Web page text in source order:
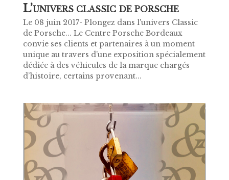
L’UNIVERS CLASSIC DE PORSCHE
Le 08 juin 2017- Plongez dans l'univers Classic
de Porsche... Le Centre Porsche Bordeaux
convie ses clients et partenaires à un moment
unique au travers d’une exposition spécialement
dédiée à des véhicules de la marque chargés
d’histoire, certains provenant...